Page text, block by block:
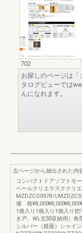
702
お探しのページは「
タログビューでは
んになれます。
左ページから抽出された内
コンパクトドアソフト
ペールクリエラスククリ
MZDZCS057R/
価 格
1個入り1個入り1個入り
き戸、WL玄関収納用）角
シルバー（鏡面）シャイ